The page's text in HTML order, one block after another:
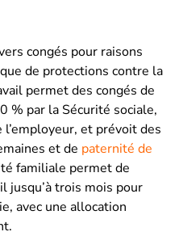
congés pour raisons
de protections contre la
permet des congés de
% par la Sécurité sociale,
et prévoit des
et de paternité de
familiale permet de
jusqu’à trois mois pour
avec une allocation